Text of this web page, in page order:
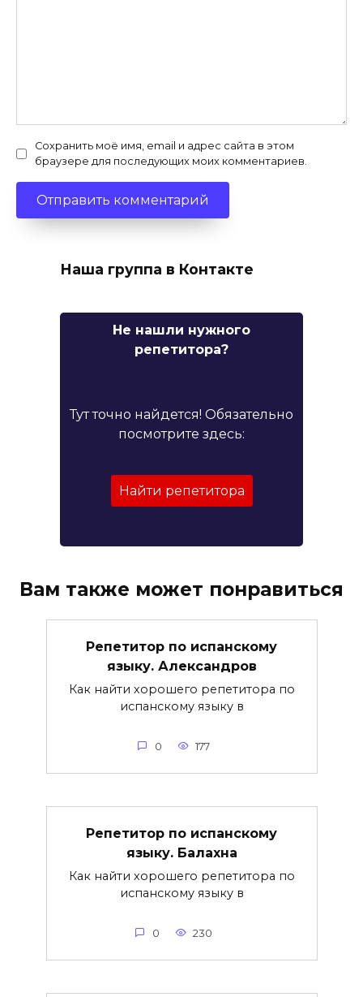
Сохранить моё имя, email и адрес сайта в этом
браузере для последующих моих комментариев.
Наша группа в Контакте
Не нашли нужного
репетитора?
Тут точно найдется! Обязательно
посмотрите здесь:
Найти репетитора
Вам также может понравиться
Репетитор по испанскому
языку. Александров
Как найти хорошего репетитора по
испанскому языку в
0 177
Репетитор по испанскому
языку. Балахна
Как найти хорошего репетитора по
испанскому языку в
0 230